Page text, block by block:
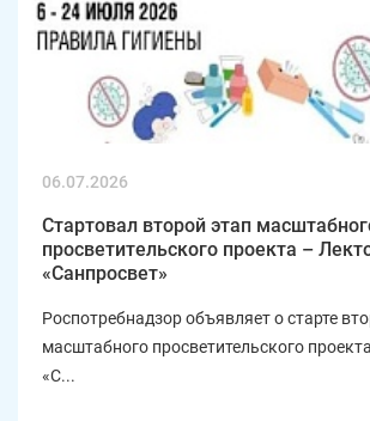
06.07.2026
Стартовал второй этап
просветительского проекта –
«Санпросвет»
Роспотребнадзор объявляет о старте
масштабного просветительского
«С...